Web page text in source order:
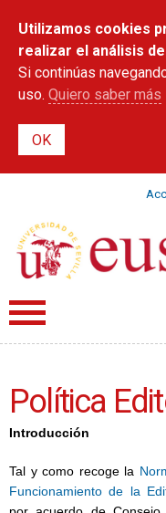
Utilizamos cookies
realizar el análisis
Si continúas
uso. Quiero saber más
Política
Introducción
Tal y como recoge la
Funcionamiento de la